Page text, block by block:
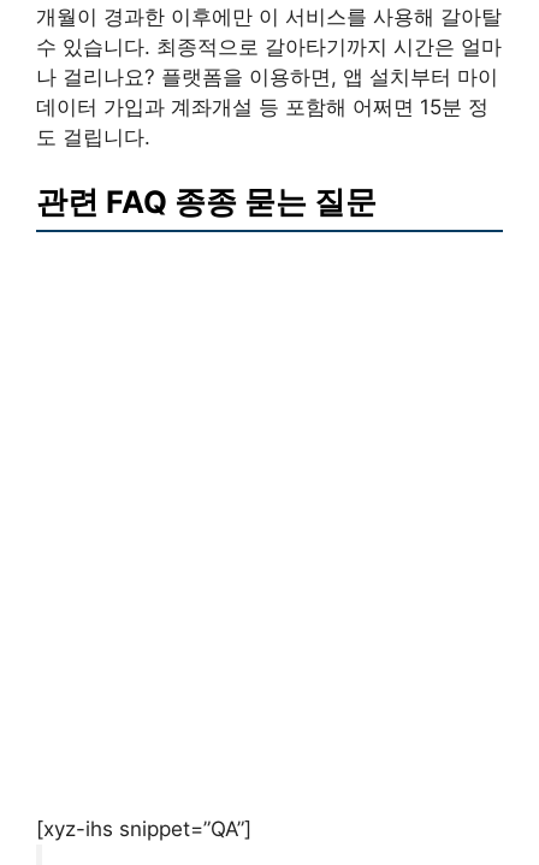
개월이 경과한 이후에만 이 서비스를 사용해 갈아탈
수 있습니다. 최종적으로 갈아타기까지 시간은 얼마
나 걸리나요? 플랫폼을 이용하면, 앱 설치부터 마이
데이터 가입과 계좌개설 등 포함해 어쩌면 15분 정
도 걸립니다.
관련 FAQ 종종 묻는 질문
[xyz-ihs snippet=”QA”]